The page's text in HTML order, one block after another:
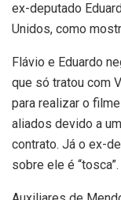
ex-deputado
Unidos, como
Flávio e Eduardo
que só tratou com
para realizar o
aliados devido a
contrato. Já o ex-
sobre ele é “tosca”.